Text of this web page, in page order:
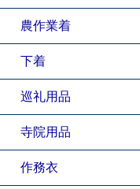
農作業着
下着
巡礼用品
寺院用品
作務衣